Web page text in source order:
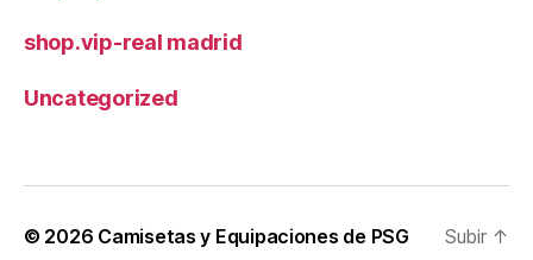
shop.vip-real madrid
Uncategorized
© 2026 Camisetas y Equipaciones de PSG Subir ↑